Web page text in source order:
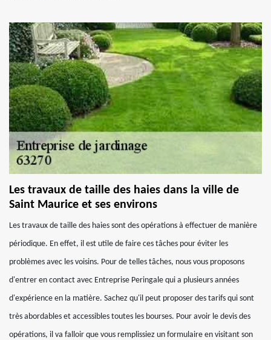
Les travaux de taille des haies dans la ville de
Saint Maurice et ses environs
Les travaux de taille des haies sont des opérations à effectuer de manière
périodique. En effet, il est utile de faire ces tâches pour éviter les
problèmes avec les voisins. Pour de telles tâches, nous vous proposons
d'entrer en contact avec Entreprise Peringale qui a plusieurs années
d'expérience en la matière. Sachez qu'il peut proposer des tarifs qui sont
très abordables et accessibles toutes les bourses. Pour avoir le devis des
opérations, il va falloir que vous remplissiez un formulaire en visitant son